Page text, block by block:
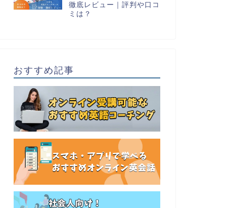
徹底レビュー｜評判や口コ
ミは？
おすすめ記事